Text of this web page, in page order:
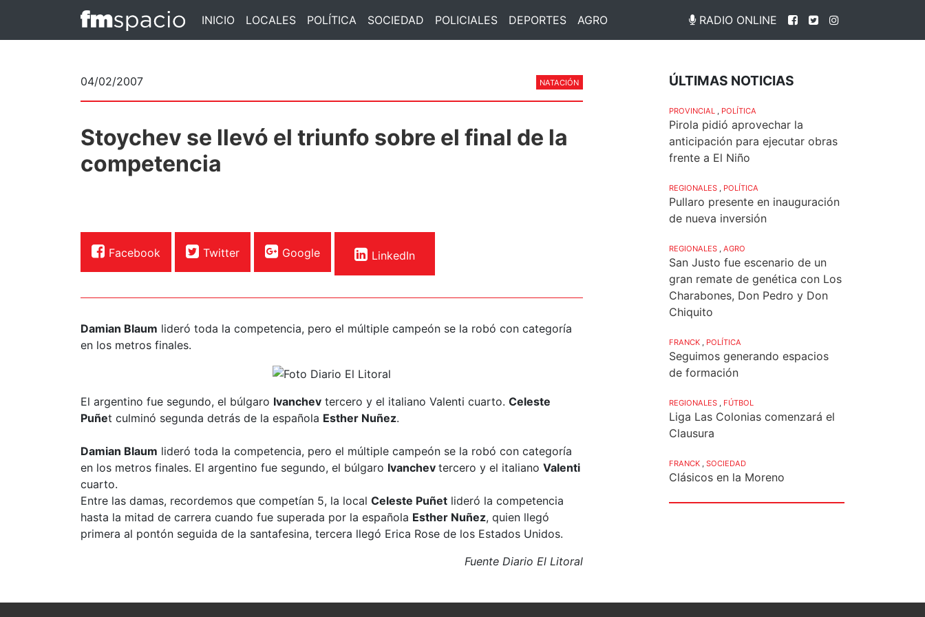
INICIO LOCALES POLÍTICA SOCIEDAD POLICIALES DEPORTES AGRO RADIO ONLINE
04/02/2007 NATACIÓN
Stoychev se llevó el triunfo sobre el final de la
competencia
Facebook Twitter Google LinkedIn
Damian Blaum lideró toda la competencia, pero el múltiple campeón se la robó con categoría
en los metros finales.
El argentino fue segundo, el búlgaro Ivanchev tercero y el italiano Valenti cuarto. Celeste
Puñet culminó segunda detrás de la española Esther Nuñez.
Damian Blaum lideró toda la competencia, pero el múltiple campeón se la robó con categoría
en los metros finales. El argentino fue segundo, el búlgaro Ivanchev tercero y el italiano Valenti
cuarto.
Entre las damas, recordemos que competían 5, la local Celeste Puñet lideró la competencia
hasta la mitad de carrera cuando fue superada por la española Esther Nuñez, quien llegó
primera al pontón seguida de la santafesina, tercera llegó Erica Rose de los Estados Unidos.
Fuente Diario El Litoral
ÚLTIMAS NOTICIAS
PROVINCIAL POLÍTICA
Pirola pidió aprovechar la
anticipación para ejecutar obras
frente a El Niño
REGIONALES POLÍTICA
Pullaro presente en inauguración
de nueva inversión
REGIONALES AGRO
San Justo fue escenario de un
gran remate de genética con Los
Charabones, Don Pedro y Don
Chiquito
FRANCK POLÍTICA
Seguimos generando espacios
de formación
REGIONALES FÚTBOL
Liga Las Colonias comenzará el
Clausura
FRANCK SOCIEDAD
Clásicos en la Moreno